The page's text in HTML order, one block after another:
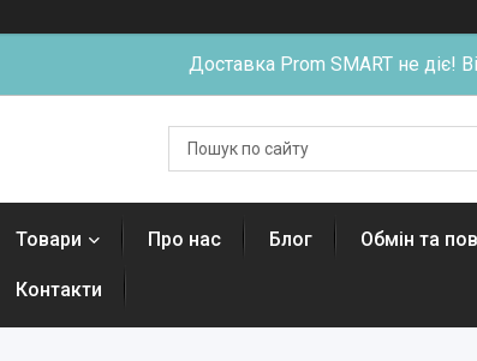
Доставка Prom SMART не діє!
Товари Про нас Блог Обмін та
Контакти